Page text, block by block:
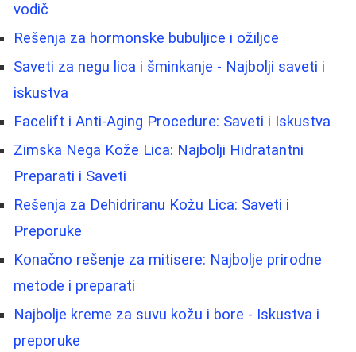
vodič
Rešenja za hormonske bubuljice i ožiljce
Saveti za negu lica i šminkanje - Najbolji saveti i
iskustva
Facelift i Anti-Aging Procedure: Saveti i Iskustva
Zimska Nega Kože Lica: Najbolji Hidratantni
Preparati i Saveti
Rešenja za Dehidriranu Kožu Lica: Saveti i
Preporuke
Konačno rešenje za mitisere: Najbolje prirodne
metode i preparati
Najbolje kreme za suvu kožu i bore - Iskustva i
preporuke